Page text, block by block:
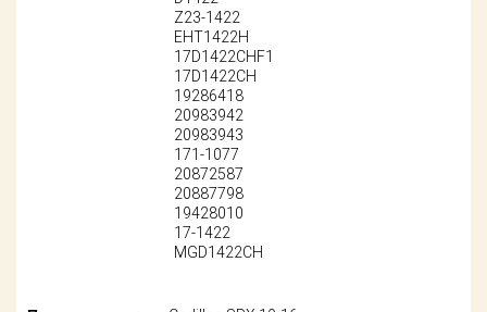
Z23-1422
EHT1422H
17D1422CHF1
17D1422CH
19286418
20983942
20983943
171-1077
20872587
20887798
19428010
17-1422
MGD1422CH